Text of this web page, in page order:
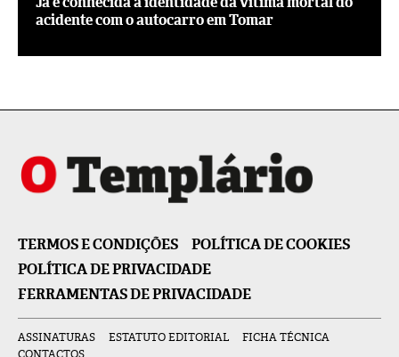
acidente com o autocarro em Tomar
TERMOS E CONDIÇÕES
POLÍTICA DE COOKIES
POLÍTICA DE PRIVACIDADE
FERRAMENTAS DE PRIVACIDADE
ASSINATURAS ESTATUTO EDITORIAL
FICHA TÉCNICA
CONTACTOS